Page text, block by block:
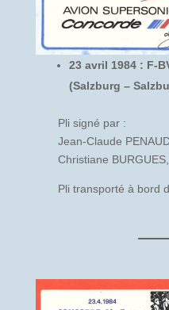
23 avril 1984 : F-
(Salzburg –
Pli signé par :
Jean-Claude
Christiane
Pli transporté à bord